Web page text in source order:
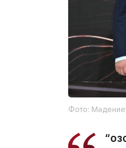
Фото: